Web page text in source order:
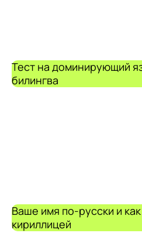
Тест на доминирующий
билингва
Ваше имя по-русски и как
кириллицей